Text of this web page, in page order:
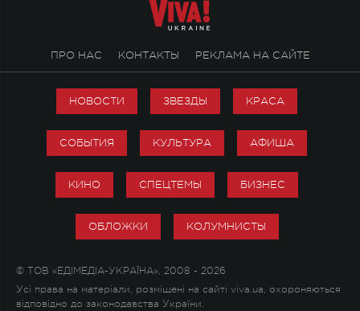
ПРО НАС КОНТАКТЫ РЕКЛАМА НА САЙТЕ
НОВОСТИ ЗВЕЗДЫ КРАСА
СОБЫТИЯ КУЛЬТУРА АФИША
КИНО СПЕЦТЕМЫ БИЗНЕС
ОБЛОЖКИ КОЛУМНИСТЫ
© ТОВ «ЕДІМЕДІА-УКРАЇНА», 2008 - 2026
Усі права на матеріали, розміщені на сайті viva.ua, охороняються
відповідно до законодавства України.